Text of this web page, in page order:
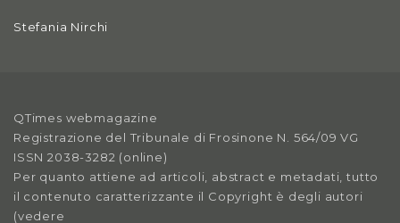
Stefania Nirchi
QTimes webmagazine
Registrazione del Tribunale di Frosinone N. 564/09 VG
ISSN 2038-3282 (online)
Per quanto attiene ad articoli, abstract e metadati, tutto
il contenuto caratterizzante il Copyright è degli autori
(vedere